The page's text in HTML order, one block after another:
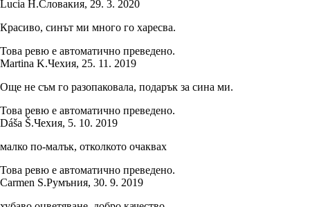
Lucia H.Словакия, 29. 3. 2020
Красиво, синът ми много го харесва.
Това ревю е автоматично преведено.
Martina K.Чехия, 25. 11. 2019
Още не съм го разопаковала, подарък за сина ми.
Това ревю е автоматично преведено.
Dáša Š.Чехия, 5. 10. 2019
малко по-малък, отколкото очаквах
Това ревю е автоматично преведено.
Carmen S.Румъния, 30. 9. 2019